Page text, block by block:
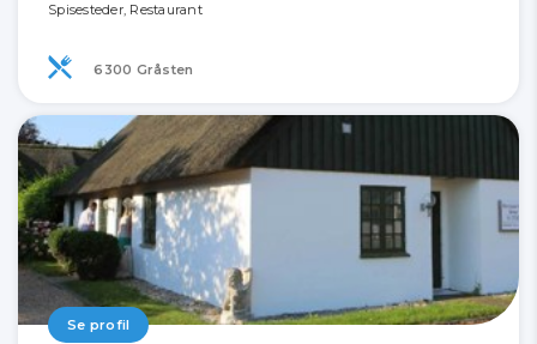
Spisesteder, Restaurant
6300 Gråsten
Se profil